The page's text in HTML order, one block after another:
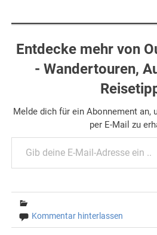
Entdecke mehr von
- Wandertouren,
Melde dich für ein Abonnement an,
per E-Mail zu
Gib deine E-Mail-Adresse ein ...
Kommentar hinterlassen